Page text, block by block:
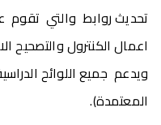
تحديث روابط والتي تقوم
اعمال الكنترول والتصحيح
ويدعم جميع اللوائح
المعتمدة).